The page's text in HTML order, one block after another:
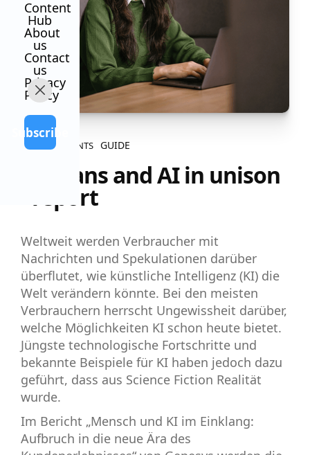
Content
Hub
About
us
Contact
us
Privacy
Policy
Subscribe
ALL CONTENTS GUIDE
Humans and AI in unison
- report
Weltweit werden Verbraucher mit
Nachrichten und Spekulationen darüber
überflutet, wie künstliche Intelligenz (KI) die
Welt verändern könnte. Bei den meisten
Verbrauchern herrscht Ungewissheit darüber,
welche Möglichkeiten KI schon heute bietet.
Jüngste technologische Fortschritte und
bekannte Beispiele für KI haben jedoch dazu
geführt, dass aus Science Fiction Realität
wurde.
Im Bericht „Mensch und KI im Einklang:
Aufbruch in die neue Ära des